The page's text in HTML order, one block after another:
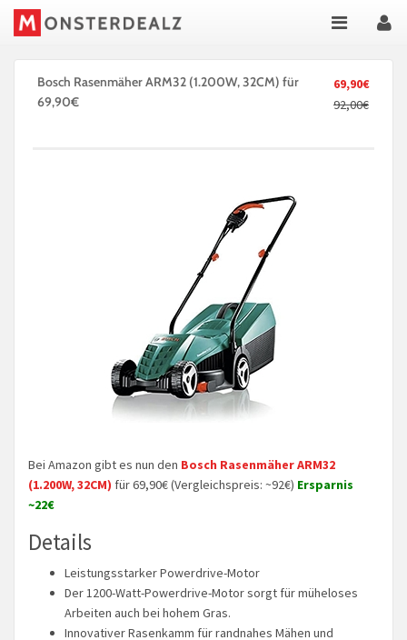
69,90€
92,00€
Bosch Rasenmäher ARM32 (1.200W, 32CM) für
69,90€
Bei Amazon gibt es nun den Bosch Rasenmäher ARM32
(1.200W, 32CM) für 69,90€ (Vergleichspreis: ~92€) Ersparnis
~22€
Details
Leistungsstarker Powerdrive-Motor
Der 1200-Watt-Powerdrive-Motor sorgt für müheloses
Arbeiten auch bei hohem Gras.
Innovativer Rasenkamm für randnahes Mähen und